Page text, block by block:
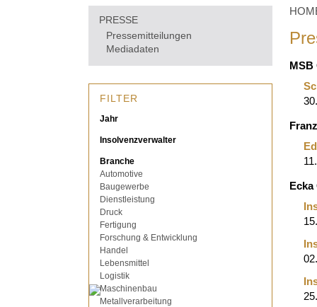
PRESSE
Pressemitteilungen
Mediadaten
FILTER
Jahr
Insolvenzverwalter
Branche
Automotive
Baugewerbe
Dienstleistung
Druck
Fertigung
Forschung & Entwicklung
Handel
Lebensmittel
Logistik
Maschinenbau
Metallverarbeitung
MSB